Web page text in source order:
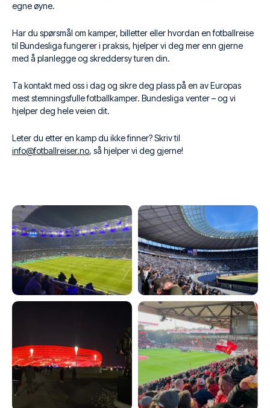
egne øyne.
Har du spørsmål om kamper, billetter eller hvordan en fotballreise
til Bundesliga fungerer i praksis, hjelper vi deg mer enn gjerne
med å planlegge og skreddersy turen din.
Ta kontakt med oss i dag og sikre deg plass på en av Europas
mest stemningsfulle fotballkamper. Bundesliga venter – og vi
hjelper deg hele veien dit.
Leter du etter en kamp du ikke finner? Skriv til
info@fotballreiser.no, så hjelper vi deg gjerne!